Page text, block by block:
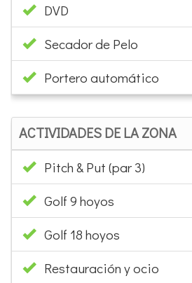
DVD
Secador de Pelo
Portero automático
ACTIVIDADES DE LA ZONA
Pitch & Put (par 3)
Golf 9 hoyos
Golf 18 hoyos
Restauración y ocio